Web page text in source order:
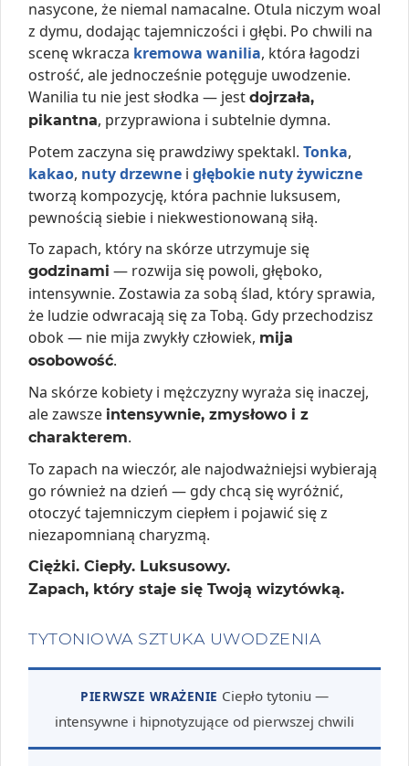
nasycone, że niemal namacalne. Otula niczym woal
z dymu, dodając tajemniczości i głębi. Po chwili na
scenę wkracza kremowa wanilia, która łagodzi
ostrość, ale jednocześnie potęguje uwodzenie.
Wanilia tu nie jest słodka — jest dojrzała,
pikantna, przyprawiona i subtelnie dymna.
Potem zaczyna się prawdziwy spektakl. Tonka,
kakao, nuty drzewne i głębokie nuty żywiczne
tworzą kompozycję, która pachnie luksusem,
pewnością siebie i niekwestionowaną siłą.
To zapach, który na skórze utrzymuje się
godzinami — rozwija się powoli, głęboko,
intensywnie. Zostawia za sobą ślad, który sprawia,
że ludzie odwracają się za Tobą. Gdy przechodzisz
obok — nie mija zwykły człowiek, mija
osobowość.
Na skórze kobiety i mężczyzny wyraża się inaczej,
ale zawsze intensywnie, zmysłowo i z
charakterem.
To zapach na wieczór, ale najodważniejsi wybierają
go również na dzień — gdy chcą się wyróżnić,
otoczyć tajemniczym ciepłem i pojawić się z
niezapomnianą charyzmą.
Ciężki. Ciepły. Luksusowy.
Zapach, który staje się Twoją wizytówką.
TYTONIOWA SZTUKA UWODZENIA
PIERWSZE WRAŻENIE Ciepło tytoniu —
intensywne i hipnotyzujące od pierwszej chwili